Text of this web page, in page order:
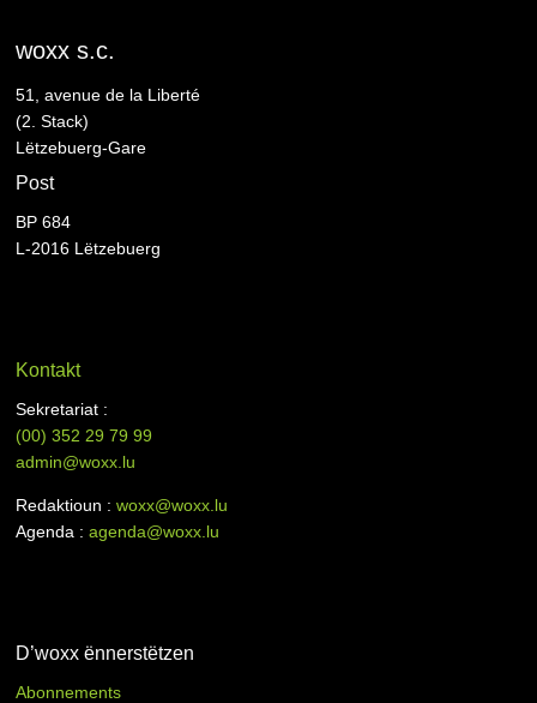
woxx s.c.
51, avenue de la Liberté
(2. Stack)
Lëtzebuerg-Gare
Post
BP 684
L-2016 Lëtzebuerg
Kontakt
Sekretariat :
(00)352 29 79 99
admin@woxx.lu
Redaktioun :woxx@woxx.lu
Agenda :agenda@woxx.lu
D’woxx ënnerstëtzen
Abonnements